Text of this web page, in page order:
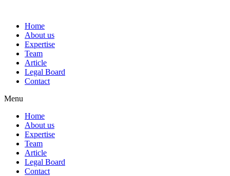
Home
About us
Expertise
Team
Article
Legal Board
Contact
Menu
Home
About us
Expertise
Team
Article
Legal Board
Contact